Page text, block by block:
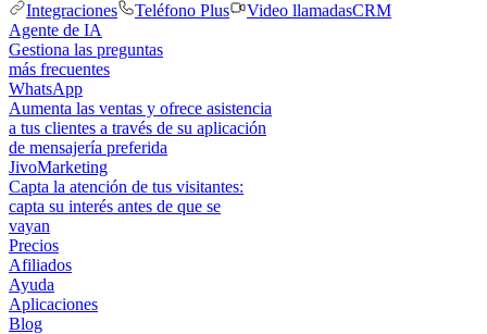
Integraciones
Teléfono Plus Video llamadasCRM
Agente de IA
Gestiona las preguntas
más frecuentes
WhatsApp
Aumenta las ventas y ofrece asistencia
a tus clientes a través de su aplicación
de mensajería preferida
JivoMarketing
Capta la atención de tus visitantes:
capta su interés antes de que se
vayan
Precios
Afiliados
Ayuda
Aplicaciones
Blog